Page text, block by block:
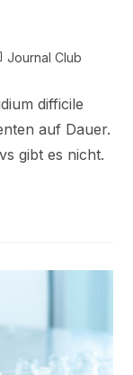
Journal Club
difficile
auf Dauer.
gibt es nicht.